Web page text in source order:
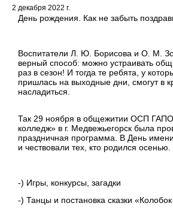
2 декабря 2022 г.
День рождения. Как не забыть
Воспитатели Л. Ю. Борисова и О. М.
верный способ: можно устраивать
раз в сезон! И тогда те ребята, у
пришлась на выходные дни, смогут в
насладиться.
Так 29 ноября в общежитии ОСП
колледж» в г. Медвежьегорск была
праздничная программа. В День
и чествовали тех, кто родился осенью.
-) Игры, конкурсы, загадки
-) Танцы и постановка сказки